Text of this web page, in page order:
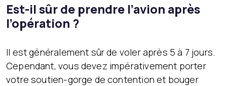
Est-il sûr de prendre l’avion après
l’opération ?
Il est généralement sûr de voler après 5 à 7 jours.
Cependant, vous devez impérativement porter
votre soutien-gorge de contention et bouger